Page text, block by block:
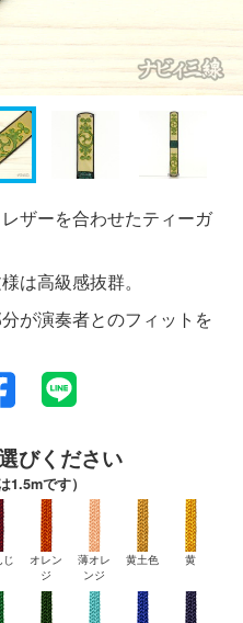
ザーを合わせたティーガ
は高級感抜群。
が演奏者とのフィットを
びください
1.5mです）
じ
オレン
ジ
薄オレ
ンジ
黄土色 黄